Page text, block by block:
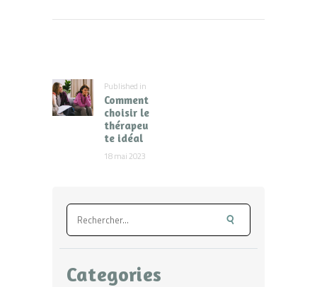
Published in
post:
Comment
choisir le
thérapeu
te idéal
18 mai 2023
Rechercher :
Categories